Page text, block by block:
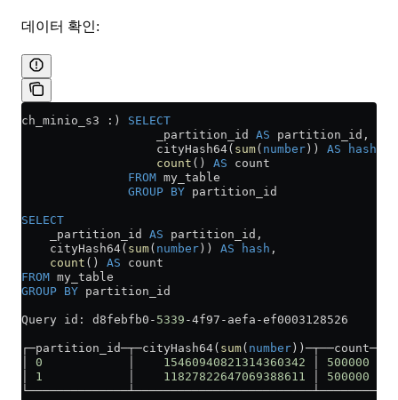
데이터 확인:
ch_minio_s3 :) SELECT
                   _partition_id
AS partition_id,
                   cityHash64(
sum( number)) AS hash
                   count
() AS count
               FROM
my_table
               GROUP BY
partition_id
SELECT
    _partition_id
AS partition_id,
    cityHash64(
sum( number)) AS hash ,
    count
() AS count
FROM my_table
GROUP BY partition_id
Query id: d8febfb0 - 5339 -4f97 - aefa -ef0003128526
┌─partition_id─┬─cityHash64( sum( number))─┬──count─┐
0 15460940821314360342 500000
1 11827822647069388611 500000
└──────────────┴─────────────────────────┴────────┘